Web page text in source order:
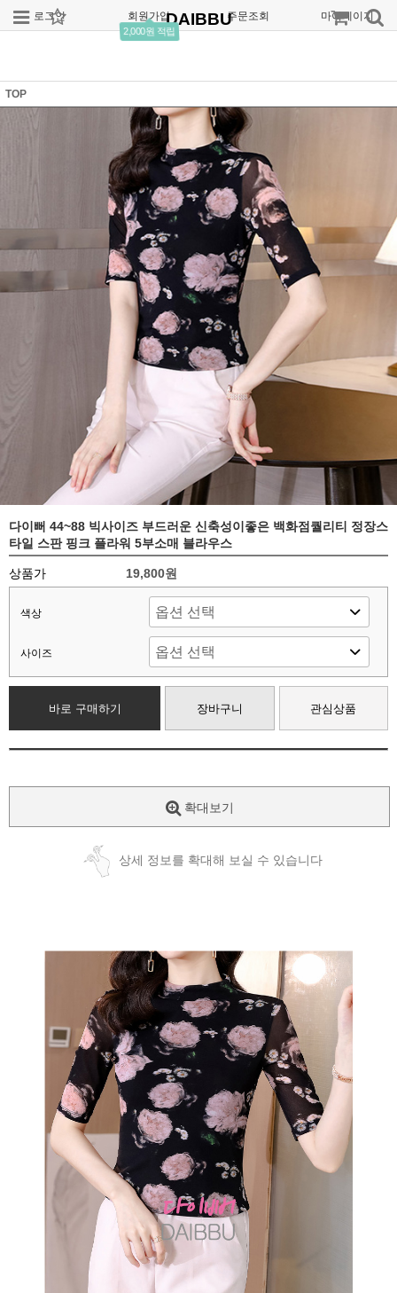
로그인 회원가입
2,000원 적립
주문조회 마이페이지
DAIBBU
TOP
다이뻐 44~88 빅사이즈 부드러운 신축성이좋은 백화점퀄리티 정장스
타일 스판 핑크 플라워 5부소매 블라우스
상품가 19,800원
색상
사이즈
바로 구매하기 장바구니 관심상품
확대보기
상세 정보를 확대해 보실 수 있습니다